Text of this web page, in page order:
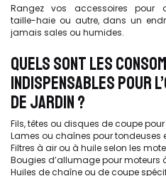
Rangez vos accessoires pour
taille-haie ou autre, dans un
jamais sales ou humides.
QUELS SONT LES
INDISPENSABLES POUR
DE JARDIN ?
Fils, têtes ou disques de coupe
Lames ou chaînes pour tondeuses
Filtres à air ou à huile selon les
Bougies d’allumage pour moteurs
Huiles de chaîne ou de coupe